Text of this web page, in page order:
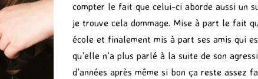
compter le fait que celui-ci aborde aussi un
je trouve cela dommage. Mise à part le fait
école et finalement mis à part ses amis qui
qu’elle n’a plus parlé à la suite de son
d’années après même si bon ça reste